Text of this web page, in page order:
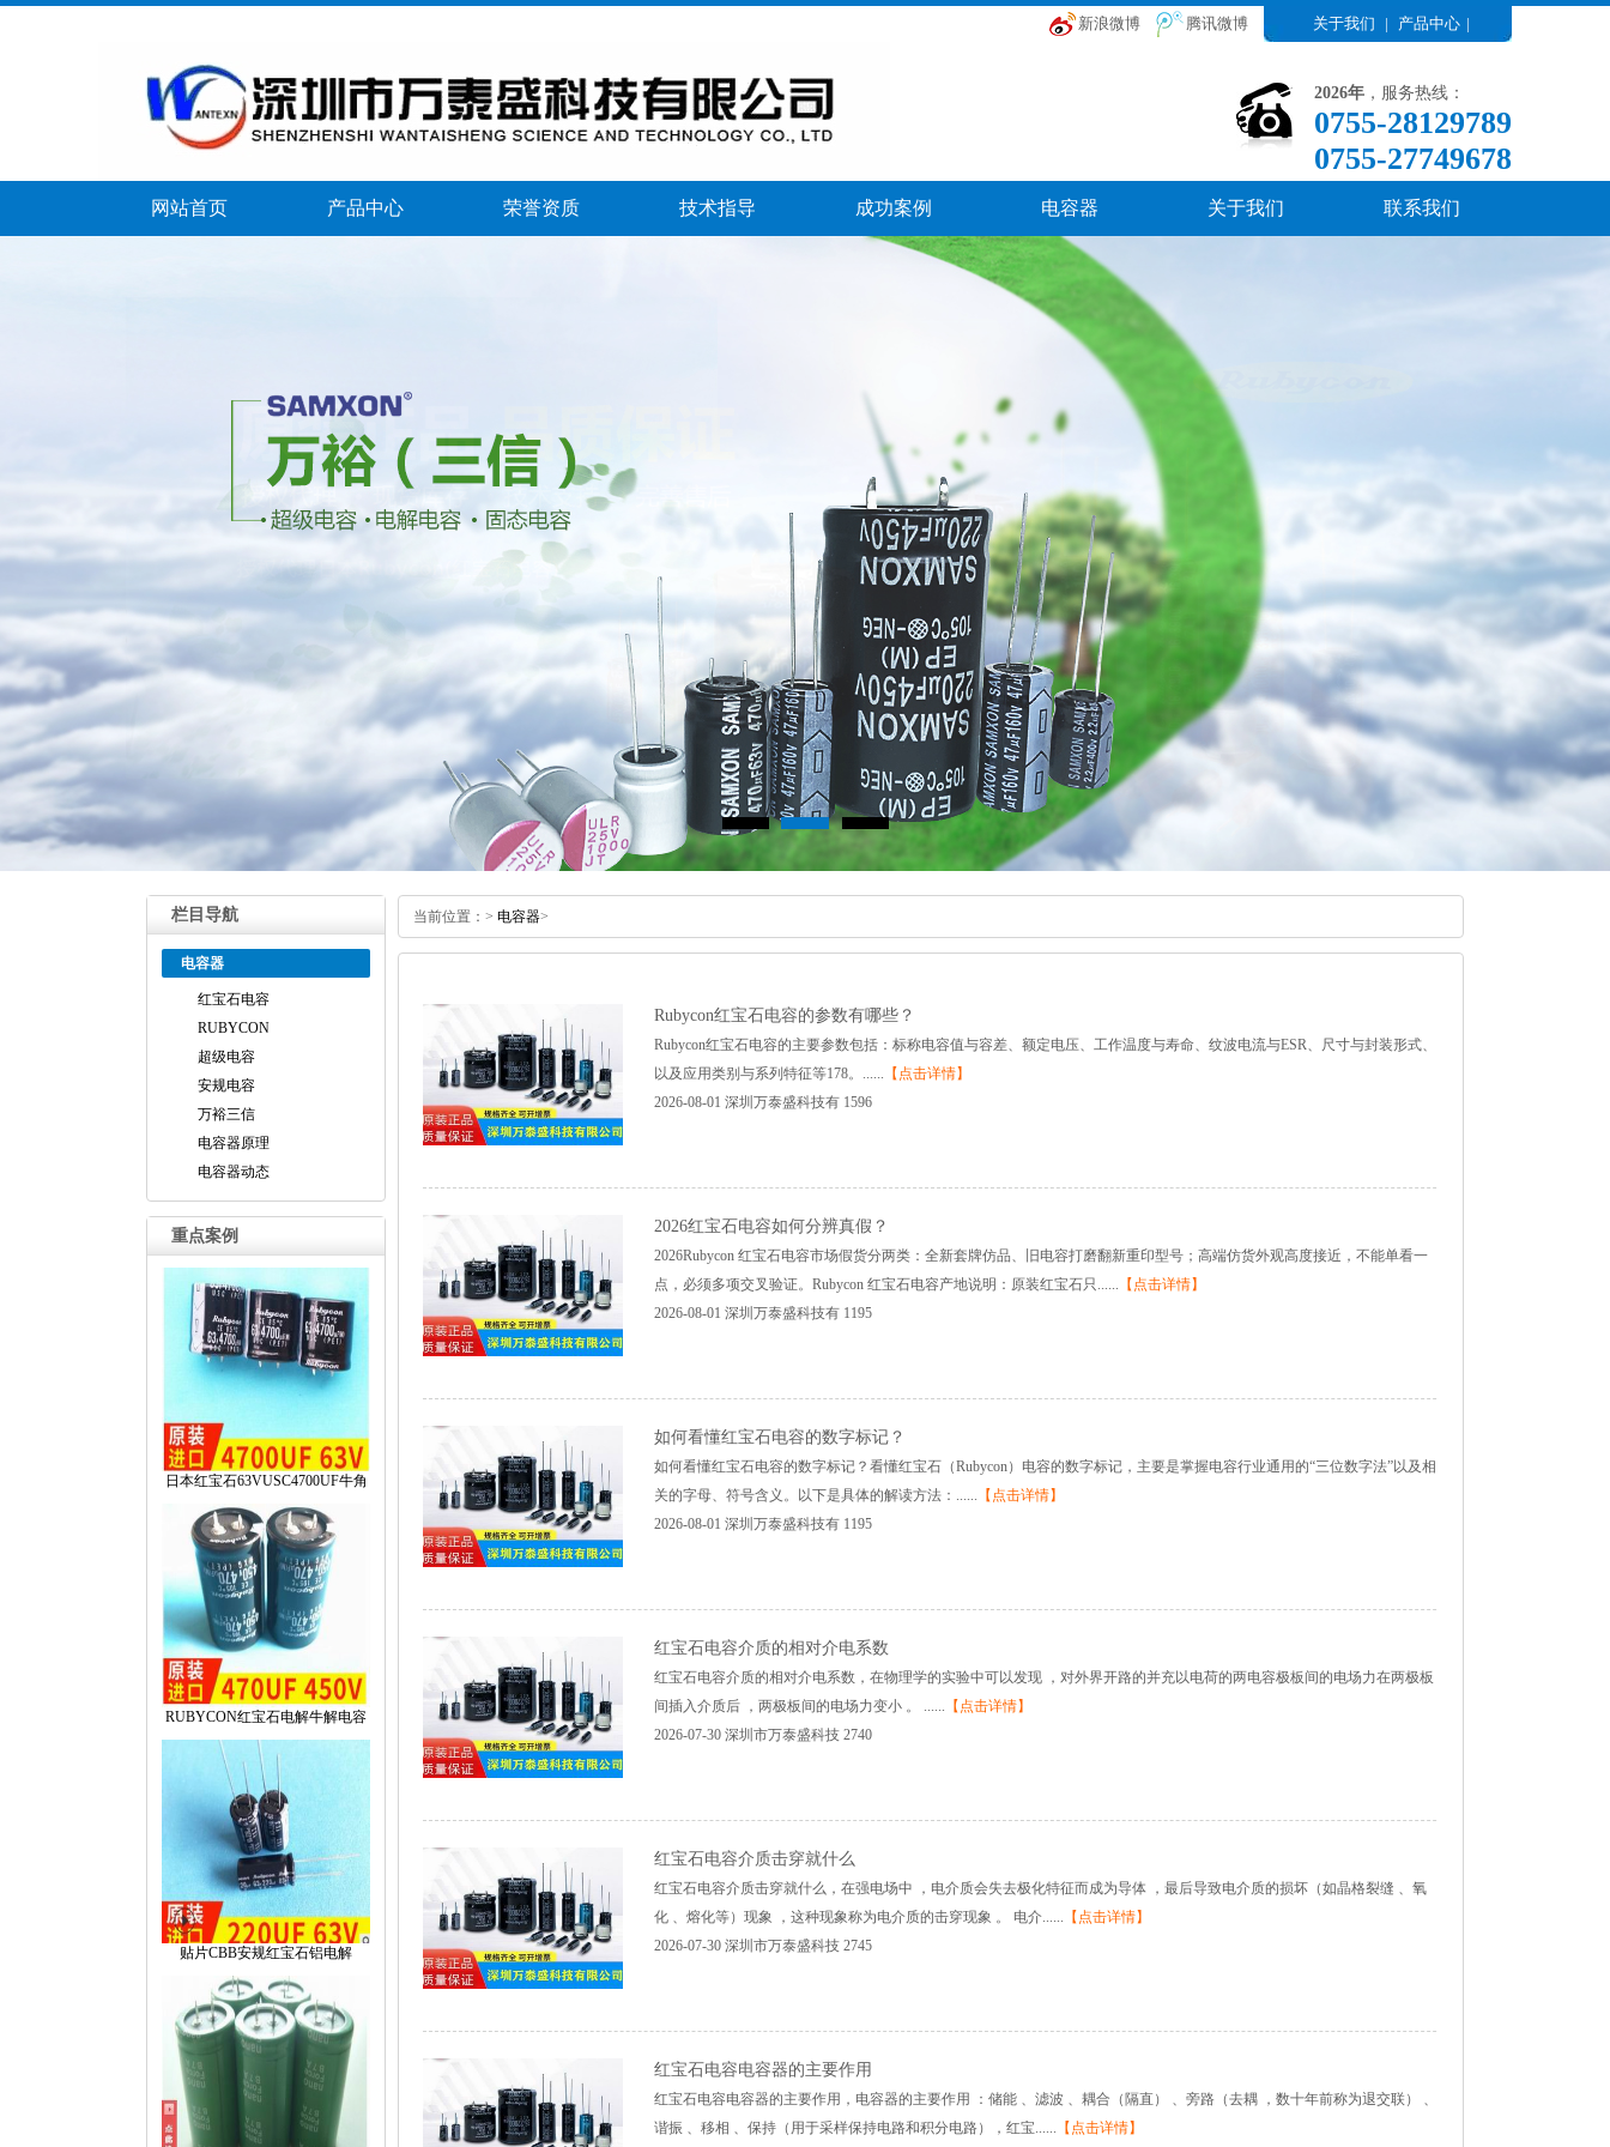
关于我们 | 产品中心 |
腾讯微博
新浪微博
2026年 ，服务热线：
0755-28129789
0755-27749678
网站首页 产品中心 荣誉资质 技术指导 成功案例 电容器 关于我们 联系我们
栏目导航
电容器
红宝石电容
RUBYCON
超级电容
安规电容
万裕三信
电容器原理
电容器动态
重点案例
日本红宝石63VUSC4700UF牛角
RUBYCON红宝石电解牛解电容
贴片CBB安规红宝石铝电解
当前位置： > 电容器>
Rubycon红宝石电容的参数有哪些？
Rubycon红宝石电容的主要参数包括：标称电容值与容差、额定电压、工作温度与寿命、纹波电流与ESR、尺寸与封装形式、
以及应用类别与系列特征等178。...... 【点击详情】
2026-08-01 深圳万泰盛科技有 1596
2026红宝石电容如何分辨真假？
2026Rubycon红宝石电容市场假货分两类：全新套牌仿品、旧电容打磨翻新重印型号；高端仿货外观高度接近，不能单看一
点，必须多项交叉验证。Rubycon红宝石电容产地说明：原装红宝石只...... 【点击详情】
2026-08-01 深圳万泰盛科技有 1195
如何看懂红宝石电容的数字标记？
如何看懂红宝石电容的数字标记？看懂红宝石（Rubycon）电容的数字标记，主要是掌握电容行业通用的“三位数字法”以及相
关的字母、符号含义。以下是具体的解读方法：...... 【点击详情】
2026-08-01 深圳万泰盛科技有 1195
红宝石电容介质的相对介电系数
红宝石电容介质的相对介电系数，在物理学的实验中可以发现，对外界开路的并充以电荷的两电容极板间的电场力在两极板
间插入介质后，两极板间的电场力变小。...... 【点击详情】
2026-07-30 深圳市万泰盛科技 2740
红宝石电容介质击穿就什么
红宝石电容介质击穿就什么，在强电场中，电介质会失去极化特征而成为导体，最后导致电介质的损坏（如晶格裂缝、氧
化、熔化等）现象，这种现象称为电介质的击穿现象。电介...... 【点击详情】
2026-07-30 深圳市万泰盛科技 2745
红宝石电容电容器的主要作用
红宝石电容电容器的主要作用，电容器的主要作用：储能、滤波、耦合（隔直）、旁路（去耦，数十年前称为退交联）、
谐振、移相、保持（用于采样保持电路和积分电路），红宝...... 【点击详情】